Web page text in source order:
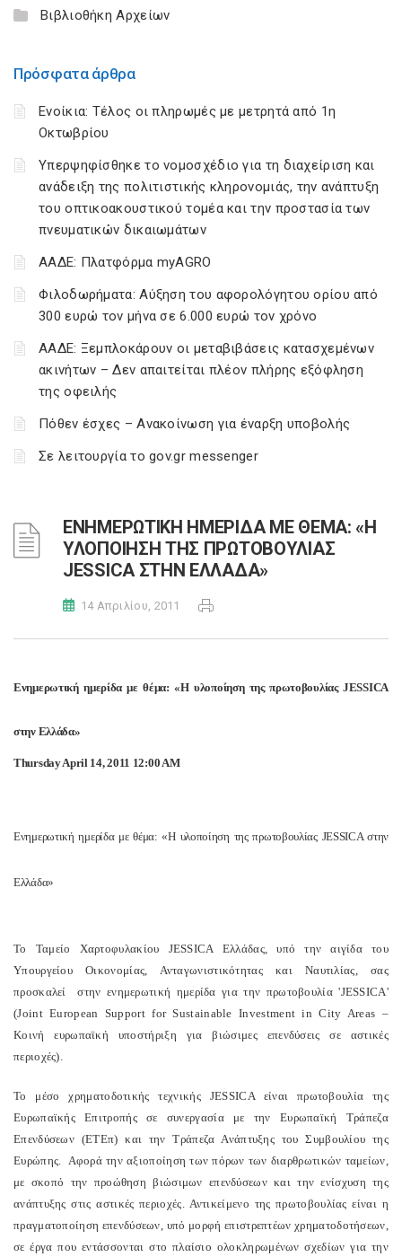
Βιβλιοθήκη Αρχείων
Πρόσφατα άρθρα
Ενοίκια: Τέλος οι πληρωμές με μετρητά από 1η
Οκτωβρίου
Υπερψηφίσθηκε το νομοσχέδιο για τη διαχείριση και
ανάδειξη της πολιτιστικής κληρονομιάς, την ανάπτυξη
του οπτικοακουστικού τομέα και την προστασία των
πνευματικών δικαιωμάτων
ΑΑΔΕ: Πλατφόρμα myAGRO
Φιλοδωρήματα: Αύξηση του αφορολόγητου ορίου από
300 ευρώ τον μήνα σε 6.000 ευρώ τον χρόνο
ΑΑΔΕ: Ξεμπλοκάρουν οι μεταβιβάσεις κατασχεμένων
ακινήτων – Δεν απαιτείται πλέον πλήρης εξόφληση
της οφειλής
Πόθεν έσχες – Ανακοίνωση για έναρξη υποβολής
Σε λειτουργία το gov.gr messenger
ΕΝΗΜΕΡΩΤΙΚΗ ΗΜΕΡΙΔΑ ΜΕ ΘΕΜΑ: «Η
ΥΛΟΠΟΙΗΣΗ ΤΗΣ ΠΡΩΤΟΒΟΥΛΙΑΣ
JESSICA ΣΤΗΝ ΕΛΛΑΔΑ»
14 Απριλίου, 2011
Ενημερωτική ημερίδα με θέμα: «Η υλοποίηση της πρωτοβουλίας JESSICA
στην Ελλάδα»
Thursday April 14, 2011 12:00 AM
Ενημερωτική ημερίδα με θέμα: «Η υλοποίηση της πρωτοβουλίας JESSICA στην
Ελλάδα»
Το Ταμείο Χαρτοφυλακίου JESSICA Ελλάδας, υπό την αιγίδα του
Υπουργείου Οικονομίας, Ανταγωνιστικότητας και Ναυτιλίας, σας
προσκαλεί στην ενημερωτική ημερίδα για την πρωτοβουλία 'JESSICA'
(Joint European Support for Sustainable Investment in City Areas –
Κοινή ευρωπαϊκή υποστήριξη για βιώσιμες επενδύσεις σε αστικές
περιοχές).
Το μέσο χρηματοδοτικής τεχνικής JESSICA είναι πρωτοβουλία της
Ευρωπαϊκής Επιτροπής σε συνεργασία με την Ευρωπαϊκή Τράπεζα
Επενδύσεων (ΕΤΕπ) και την Τράπεζα Ανάπτυξης του Συμβουλίου της
Ευρώπης. Αφορά την αξιοποίηση των πόρων των διαρθρωτικών ταμείων,
με σκοπό την προώθηση βιώσιμων επενδύσεων και την ενίσχυση της
ανάπτυξης στις αστικές περιοχές. Αντικείμενο της πρωτοβουλίας είναι η
πραγματοποίηση επενδύσεων, υπό μορφή επιστρεπτέων χρηματοδοτήσεων,
σε έργα που εντάσσονται στο πλαίσιο ολοκληρωμένων σχεδίων για την